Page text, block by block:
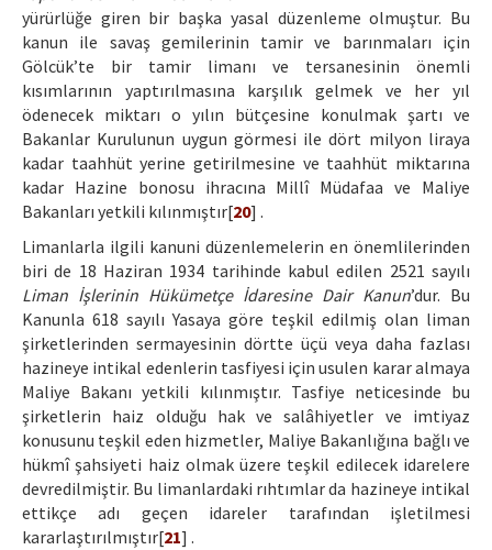
yürürlüğe giren bir başka yasal düzenleme olmuştur. Bu
kanun ile savaş gemilerinin tamir ve barınmaları için
Gölcük’te bir tamir limanı ve tersanesinin önemli
kısımlarının yaptırılmasına karşılık gelmek ve her yıl
ödenecek miktarı o yılın bütçesine konulmak şartı ve
Bakanlar Kurulunun uygun görmesi ile dört milyon liraya
kadar taahhüt yerine getirilmesine ve taahhüt miktarına
kadar Hazine bonosu ihracına Millî Müdafaa ve Maliye
Bakanları yetkili kılınmıştır[20] .
Limanlarla ilgili kanuni düzenlemelerin en önemlilerinden
biri de 18 Haziran 1934 tarihinde kabul edilen 2521 sayılı
Liman İşlerinin Hükümetçe İdaresine Dair Kanun’dur. Bu
Kanunla 618 sayılı Yasaya göre teşkil edilmiş olan liman
şirketlerinden sermayesinin dörtte üçü veya daha fazlası
hazineye intikal edenlerin tasfiyesi için usulen karar almaya
Maliye Bakanı yetkili kılınmıştır. Tasfiye neticesinde bu
şirketlerin haiz olduğu hak ve salâhiyetler ve imtiyaz
konusunu teşkil eden hizmetler, Maliye Bakanlığına bağlı ve
hükmî şahsiyeti haiz olmak üzere teşkil edilecek idarelere
devredilmiştir. Bu limanlardaki rıhtımlar da hazineye intikal
ettikçe adı geçen idareler tarafından işletilmesi
kararlaştırılmıştır[21] .